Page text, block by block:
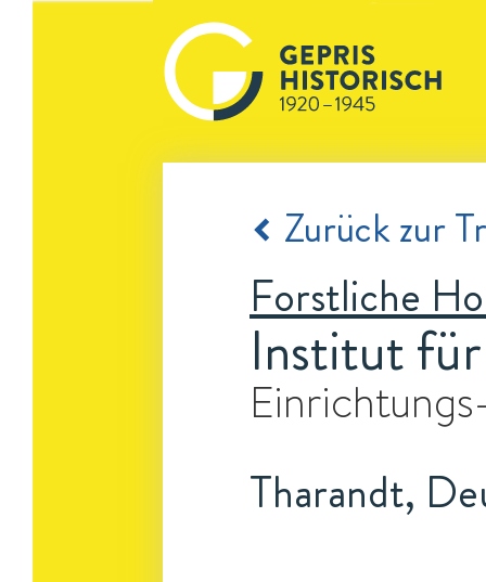
Zurück zur
Forstliche
Institut
Tharandt,